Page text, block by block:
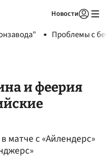
Новости
Проблемы с
и феерия
матче с «Айлендерс»